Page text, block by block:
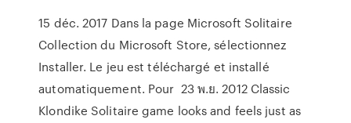
15 déc. 2017 Dans la page Microsoft Solitaire
Collection du Microsoft Store, sélectionnez
Installer. Le jeu est téléchargé et installé
automatiquement. Pour 23 พ.ย. 2012 Classic
Klondike Solitaire game looks and feels just as